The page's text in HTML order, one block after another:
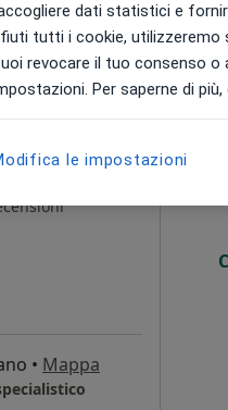
100 €
Tocci
Sessuologo
• Mappa
dati statistici e
tutti i cookie, utilizzeremo
revocare il tuo consenso o
Per saperne di
le impostazioni